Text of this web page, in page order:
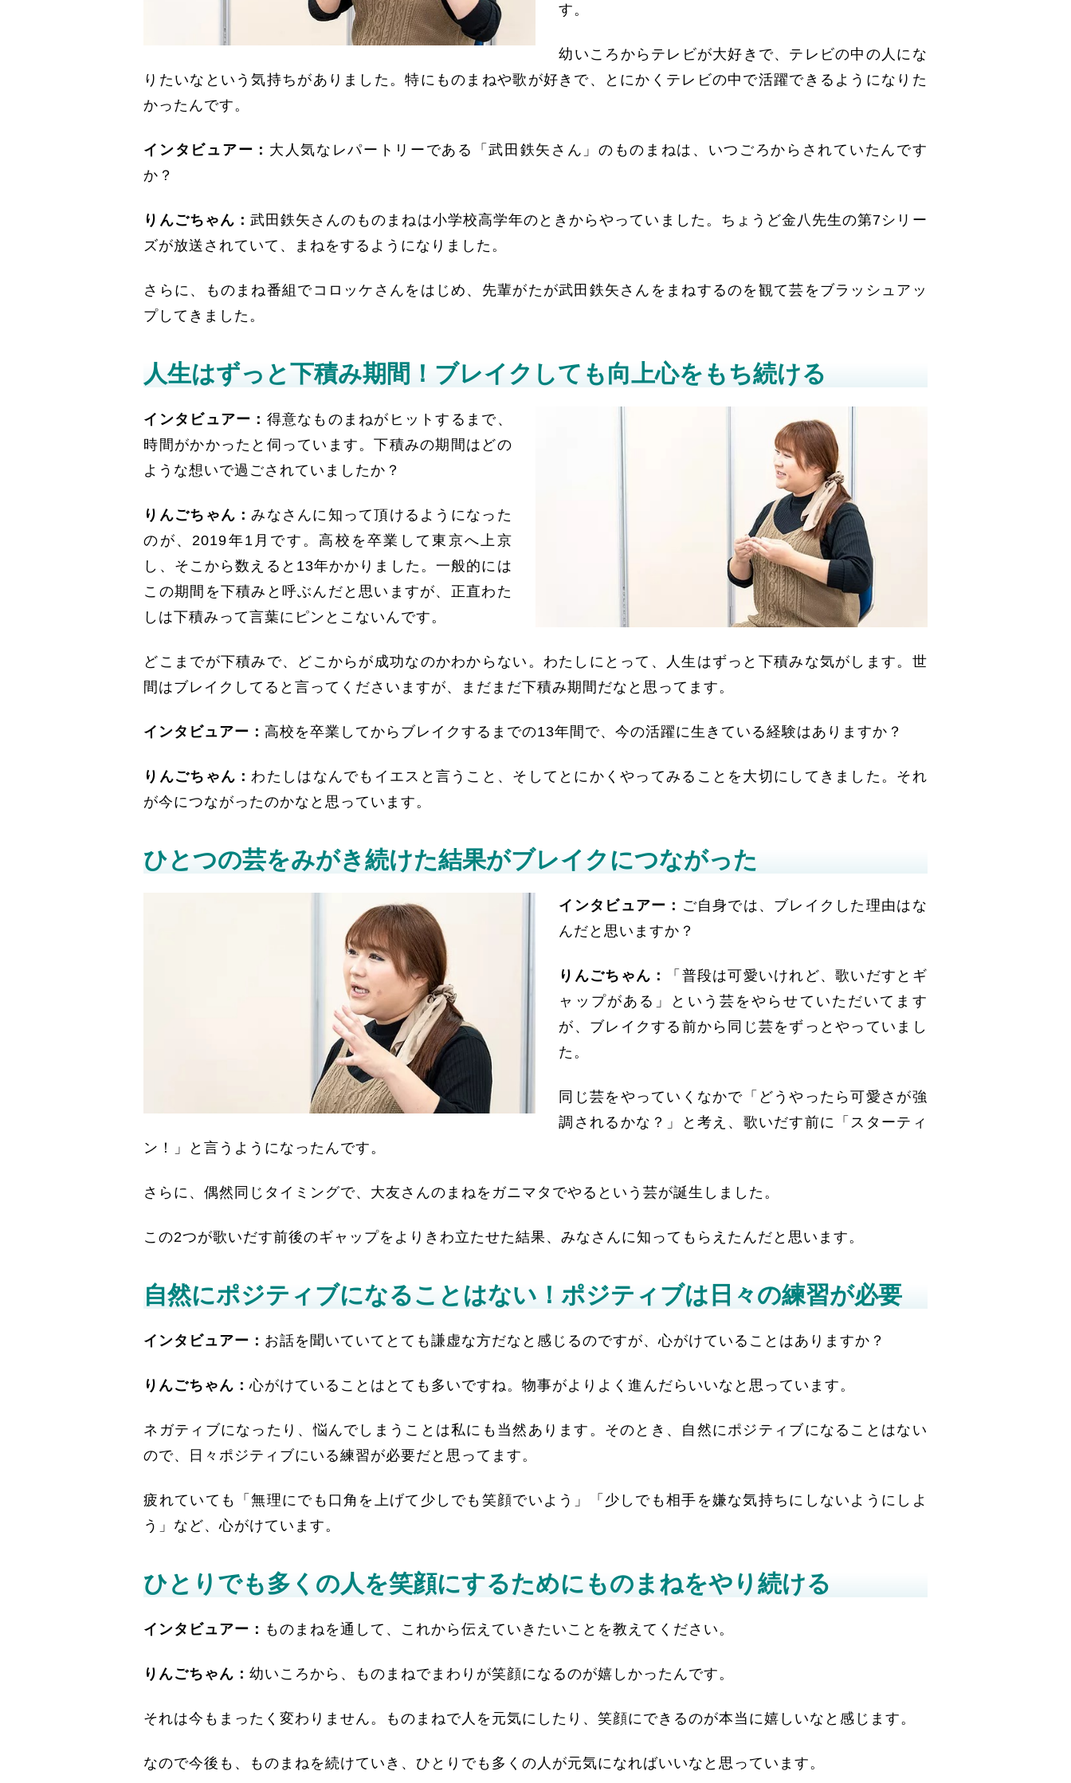
す。
幼いころからテレビが大好きで、テレビの中の人にな
りたいなという気持ちがありました。特にものまねや歌が好きで、とにかくテレビの中で活躍できるようになりた
かったんです。
インタビュアー： 大人気なレパートリーである「武田鉄矢さん」のものまねは、いつごろからされていたんです
か？
りんごちゃん： 武田鉄矢さんのものまねは小学校高学年のときからやっていました。ちょうど金八先生の第7シリー
ズが放送されていて、まねをするようになりました。
さらに、ものまね番組でコロッケさんをはじめ、先輩がたが武田鉄矢さんをまねするのを観て芸をブラッシュアッ
プしてきました。
人生はずっと下積み期間！ブレイクしても向上心をもち続ける
インタビュアー： 得意なものまねがヒットするまで、
時間がかかったと伺っています。下積みの期間はどの
ような想いで過ごされていましたか？
りんごちゃん：みなさんに知って頂けるようになった
のが、2019年1月です。高校を卒業して東京へ上京
し、そこから数えると13年かかりました。一般的には
この期間を下積みと呼ぶんだと思いますが、正直わた
しは下積みって言葉にピンとこないんです。
どこまでが下積みで、どこからが成功なのかわからない。わたしにとって、人生はずっと下積みな気がします。世
間はブレイクしてると言ってくださいますが、まだまだ下積み期間だなと思ってます。
インタビュアー：高校を卒業してからブレイクするまでの13年間で、今の活躍に生きている経験はありますか？
りんごちゃん： わたしはなんでもイエスと言うこと、そしてとにかくやってみることを大切にしてきました。それ
が今につながったのかなと思っています。
ひとつの芸をみがき続けた結果がブレイクにつながった
インタビュアー： ご自身では、ブレイクした理由はな
んだと思いますか？
りんごちゃん：
「普段は可愛いけれど、歌いだすとギ
ャップがある」という芸をやらせていただいてます
が、ブレイクする前から同じ芸をずっとやっていまし
た。
同じ芸をやっていくなかで「どうやったら可愛さが強
調されるかな？」と考え、歌いだす前に「スターティ
ン！」と言うようになったんです。
さらに、偶然同じタイミングで、大友さんのまねをガニマタでやるという芸が誕生しました。
この2つが歌いだす前後のギャップをよりきわ立たせた結果、みなさんに知ってもらえたんだと思います。
自然にポジティブになることはない！ポジティブは日々の練習が必要
インタビュアー： お話を聞いていてとても謙虚な方だなと感じるのですが、心がけていることはありますか？
りんごちゃん：心がけていることはとても多いですね。物事がよりよく進んだらいいなと思っています。
ネガティブになったり、悩んでしまうことは私にも当然あります。そのとき、自然にポジティブになることはない
ので、日々ポジティブにいる練習が必要だと思ってます。
疲れていても「無理にでも口角を上げて少しでも笑顔でいよう」「少しでも相手を嫌な気持ちにしないようにしよ
う」など、心がけています。
ひとりでも多くの人を笑顔にするためにものまねをやり続ける
インタビュアー： ものまねを通して、これから伝えていきたいことを教えてください。
りんごちゃん：幼いころから、ものまねでまわりが笑顔になるのが嬉しかったんです。
それは今もまったく変わりません。ものまねで人を元気にしたり、笑顔にできるのが本当に嬉しいなと感じます。
なので今後も、ものまねを続けていき、ひとりでも多くの人が元気になればいいなと思っています。